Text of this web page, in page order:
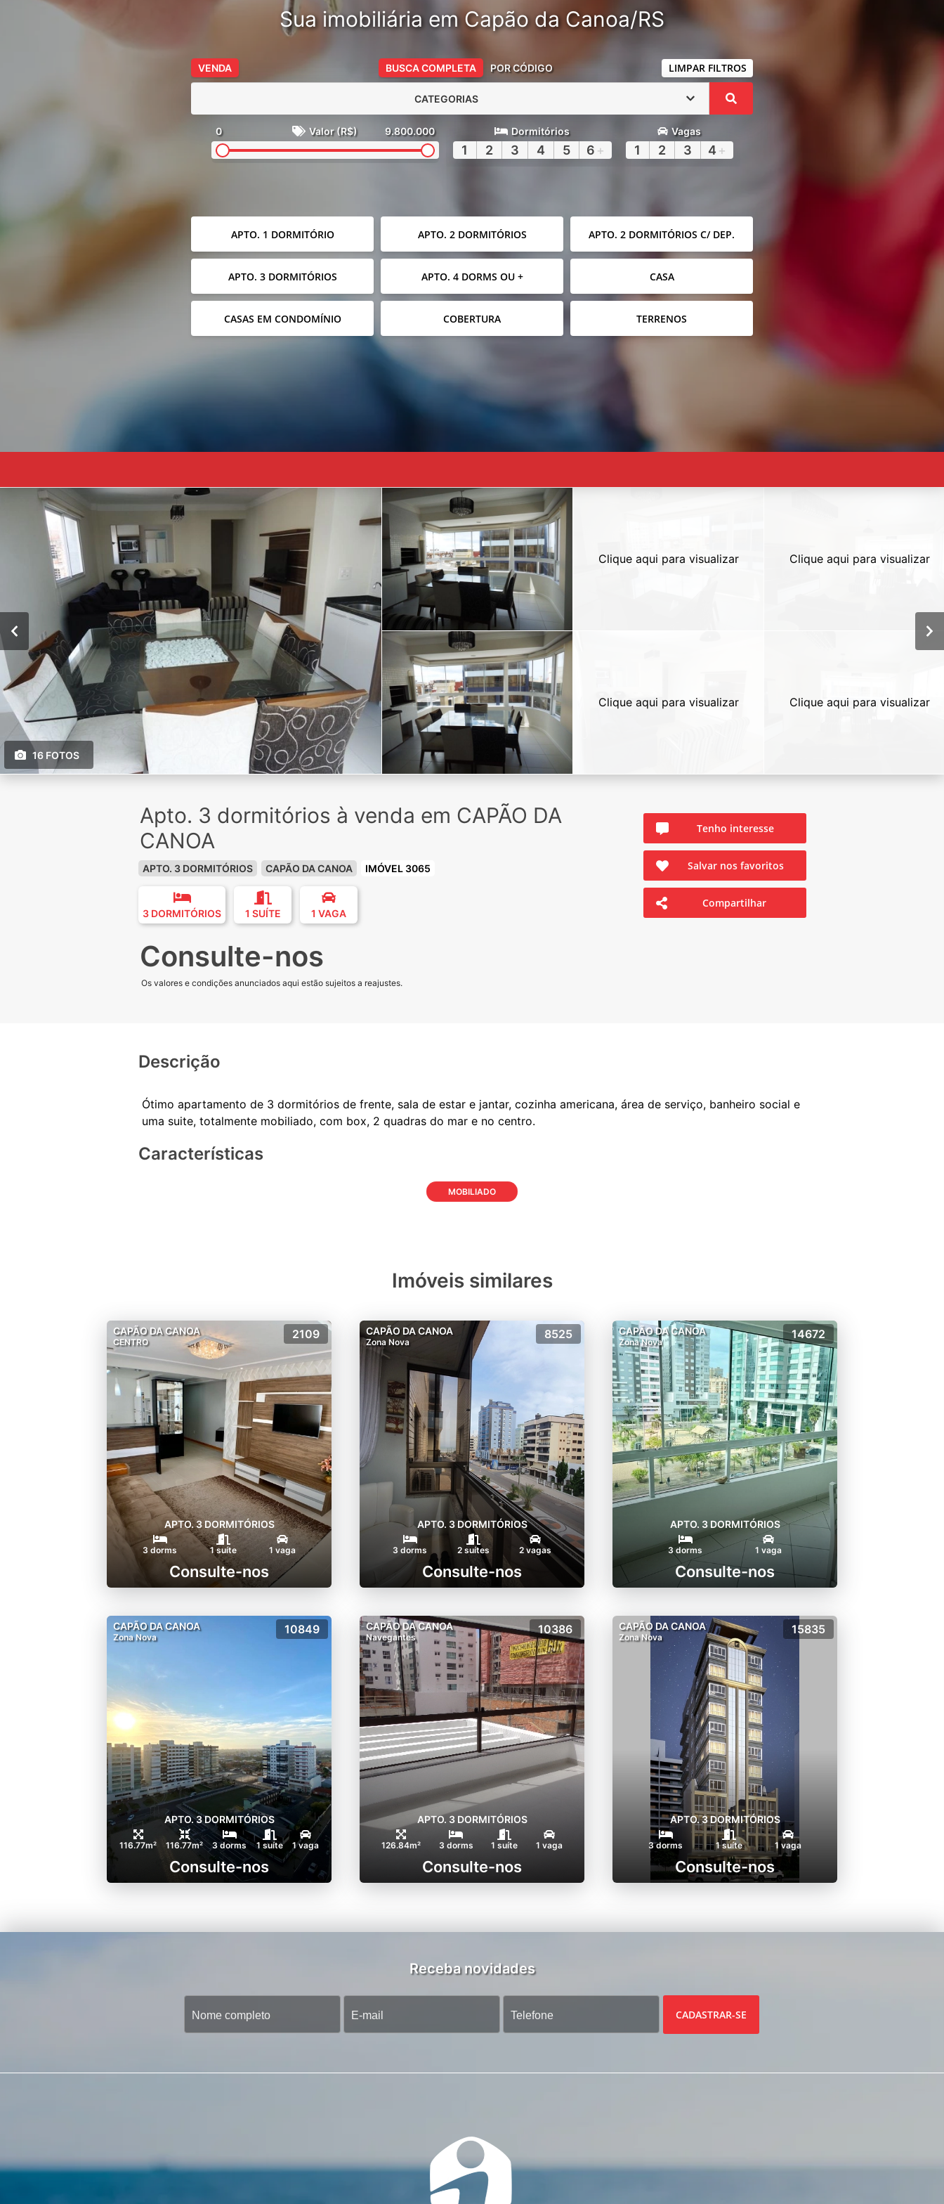
Sua imobiliária em Capão da Canoa/RS
VENDA BUSCA COMPLETA POR CÓDIGO LIMPAR FILTROS
CATEGORIAS
0 Valor (R$) 9.800.000 Dormitórios
1 2 3 4 5 6 +
Vagas
1 2 3 4 +
APTO. 1 DORMITÓRIO APTO. 2 DORMITÓRIOS APTO. 2 DORMITÓRIOS C/ DEP.
APTO. 3 DORMITÓRIOS APTO. 4 DORMS OU + CASA
CASAS EM CONDOMÍNIO COBERTURA TERRENOS
16 FOTOS
Clique aqui para visualizar
Clique aqui para visualizar
Clique aqui para visualizar
Clique aqui para visualizar
Apto. 3 dormitórios à venda em CAPÃO DA
CANOA
APTO. 3 DORMITÓRIOS CAPÃO DA CANOA IMÓVEL 3065
3 DORMITÓRIOS 1 SUÍTE 1 VAGA
Consulte-nos
Os valores e condições anunciados aqui estão sujeitos a reajustes.
Tenho interesse
Salvar nos favoritos
Compartilhar
Descrição
Ótimo apartamento de 3 dormitórios de frente, sala de estar e jantar, cozinha americana, área de serviço, banheiro social e
Características
MOBILIADO
Imóveis similares
CAPÃO DA CANOA
CENTRO
2109
APTO. 3 DORMITÓRIOS
3 dorms 1 suíte 1 vaga
Consulte-nos
CAPÃO DA CANOA
Zona Nova
8525
APTO. 3 DORMITÓRIOS
3 dorms 2 suítes 2 vagas
Consulte-nos
CAPÃO DA CANOA
Zona Nova
14672
APTO. 3 DORMITÓRIOS
3 dorms 1 vaga
Consulte-nos
CAPÃO DA CANOA
Zona Nova
10849
APTO. 3 DORMITÓRIOS
116.77m² 116.77m² 3 dorms 1 suíte 1 vaga
Consulte-nos
CAPÃO DA CANOA
Navegantes
10386
APTO. 3 DORMITÓRIOS
126.84m² 3 dorms 1 suíte 1 vaga
Consulte-nos
CAPÃO DA CANOA
Zona Nova
15835
APTO. 3 DORMITÓRIOS
3 dorms 1 suíte 1 vaga
Consulte-nos
Receba novidades
CADASTRAR-SE